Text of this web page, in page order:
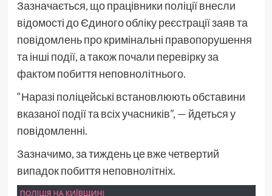
Зазначається, що працівники поліції внесли
відомості до Єдиного обліку реєстрації заяв та
повідомлень про кримінальні правопорушення
та інші події, а також почали перевірку за
фактом побиття неповнолітнього.
“Наразі поліцейські встановлюють обставини
вказаної події та всіх учасників”, — йдеться у
повідомленні.
Зазначимо, за тиждень це вже четвертий
випадок побиття неповнолітніх.